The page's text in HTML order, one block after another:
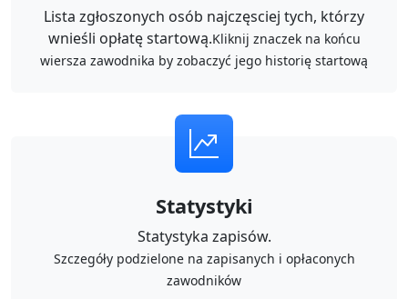
Lista zgłoszonych osób najczęsciej tych, którzy
wnieśli opłatę startową.Kliknij znaczek na końcu
wiersza zawodnika by zobaczyć jego historię startową
Statystyki
Statystyka zapisów.
Szczegóły podzielone na zapisanych i opłaconych
zawodników